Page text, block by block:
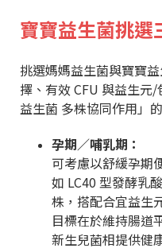
寶寶益生菌挑選
挑選媽媽益生菌與寶寶
擇、有效 CFU 與益生元
益生菌 多株協同作用」
孕期／哺乳期：
可考慮以舒緩孕期
如 LC40 型發酵乳
株，搭配合宜益生
目標在於維持腸道
新生兒菌相提供健